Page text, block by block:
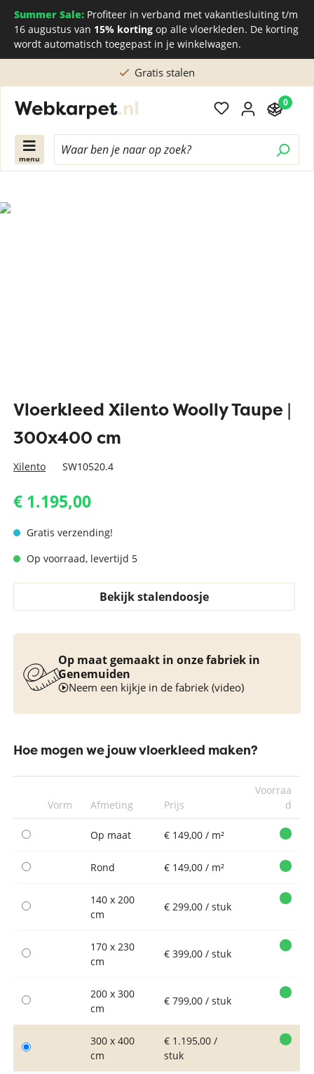
Summer Sale: Profiteer in verband met vakantiesluiting t/m
16 augustus van 15% korting op alle vloerkleden. De korting
wordt automatisch toegepast in je winkelwagen.
Gratis stalen
menu
0
Vloerkleed Xilento Woolly Taupe |
300x400 cm
Xilento SW10520.4
€ 1.195,00
Gratis verzending!
Op voorraad, levertijd 5
Bekijk stalendoosje
Op maat gemaakt in onze fabriek in
Genemuiden
Neem een kijkje in de fabriek (video)
Hoe mogen we jouw vloerkleed maken?
Vorm Afmeting Prijs
Voorraa
d
Op maat € 149,00 / m²
Rond € 149,00 / m²
140 x 200
cm
€ 299,00 / stuk
170 x 230
cm
€ 399,00 / stuk
200 x 300
cm
€ 799,00 / stuk
300 x 400
cm
€ 1.195,00 /
stuk